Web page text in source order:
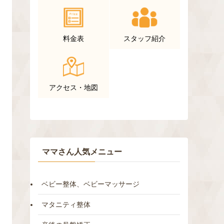
料金表 スタッフ紹介
アクセス・地図
ママさん人気メニュー
ベビー整体、ベビーマッサージ
マタニティ整体